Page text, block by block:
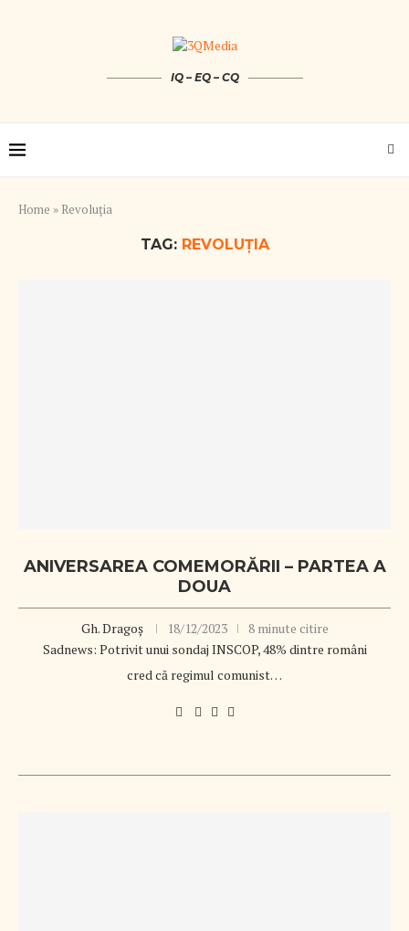
IQ – EQ – CQ
Home » Revoluţia
TAG: REVOLUŢIA
ANIVERSAREA COMEMORĂRII – PARTEA A
DOUA
Gh. Dragoș 18/12/2023
8 minute citire
Sadnews: Potrivit unui sondaj INSCOP, 48% dintre români
cred că regimul comunist…